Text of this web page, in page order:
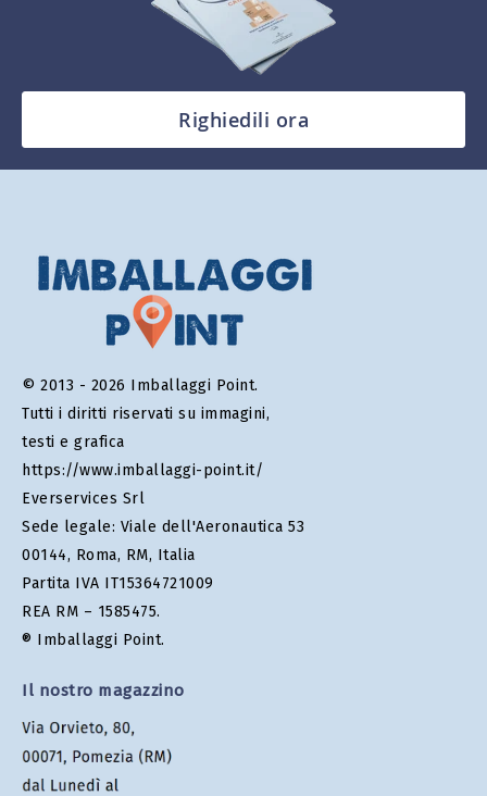
Righiedili ora
© 2013 - 2026 Imballaggi Point.
Tutti i diritti riservati su immagini,
testi e grafica
https://www.imballaggi-point.it/
Everservices Srl
Sede legale: Viale dell'Aeronautica 53
00144, Roma, RM, Italia
Partita IVA IT15364721009
REA RM – 1585475.
® Imballaggi Point.
Il nostro magazzino